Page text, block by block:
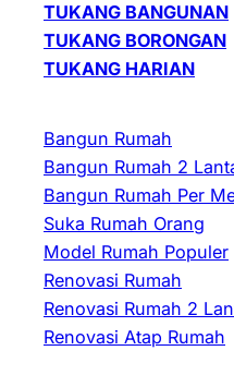
TUKANG BANGUNAN
TUKANG BORONGAN
TUKANG HARIAN
Bangun Rumah
Bangun Rumah 2
Bangun Rumah Per
Suka Rumah Orang
Model Rumah Populer
Renovasi Rumah
Renovasi Rumah 2
Renovasi Atap Rumah